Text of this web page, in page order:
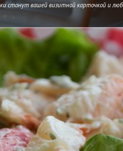
станут вашей визитной карточкой и